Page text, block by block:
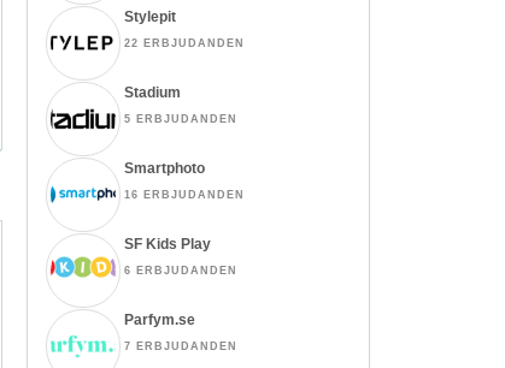
Stylepit
22 ERBJUDANDEN
Stadium
5 ERBJUDANDEN
Smartphoto
16 ERBJUDANDEN
SF Kids Play
6 ERBJUDANDEN
Parfym.se
7 ERBJUDANDEN